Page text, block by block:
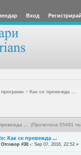
Вход Регистрирай
> Как се превежда ...
... (Прочетена 55491
Как се превежда ...
Отговор #30 -: Sep 07, 2016, 22:52 »